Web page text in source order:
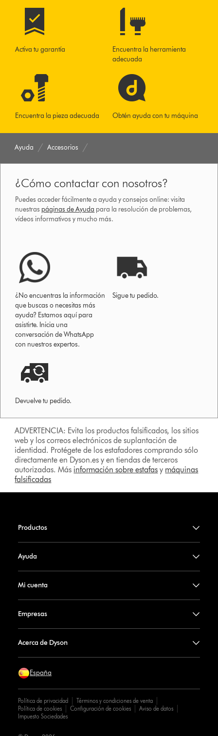
Activa tu garantía
Encuentra la herramienta
adecuada
Encuentra la pieza adecuada Obtén ayuda con tu máquina
Ayuda Accesorios
¿Cómo contactar con nosotros?
Puedes acceder fácilmente a ayuda y consejos online: visita
nuestras páginas de Ayuda para la resolución de problemas,
vídeos informativos y mucho más.
¿No encuentras la información
que buscas o necesitas más
ayuda? Estamos aquí para
asistirte. Inicia una
conversación de WhatsApp
con nuestros expertos.
Sigue tu pedido.
Devuelve tu pedido.
ADVERTENCIA: Evita los productos falsificados, los sitios
web y los correos electrónicos de suplantación de
identidad. Protégete de los estafadores comprando sólo
directamente en Dyson.es y en tiendas de terceros
autorizadas. Más información sobre estafas y máquinas
falsificadas
Productos
Ayuda
Mi cuenta
Empresas
Acerca de Dyson
España
Política de privacidad
Términos y condiciones de venta
Política de cookies
Configuración de cookies
Aviso de datos
Impuesto Sociedades